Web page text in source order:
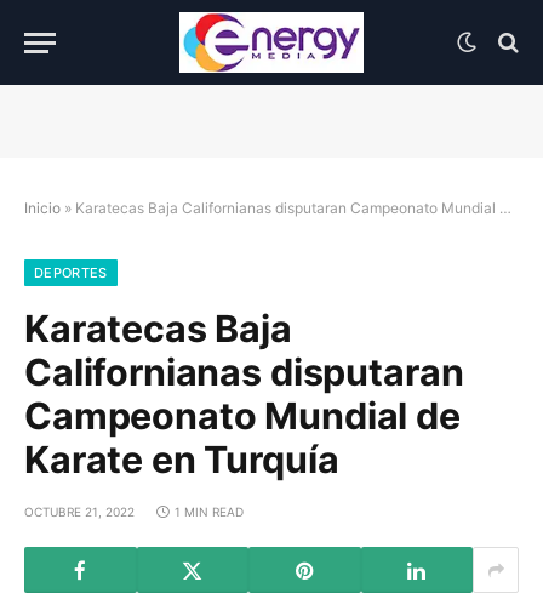
Inicio » Karatecas Baja Californianas disputaran Campeonato Mundial de Karate en Turquía
DEPORTES
Karatecas Baja
Californianas disputaran
Campeonato Mundial de
Karate en Turquía
OCTUBRE 21, 2022 1 MIN READ